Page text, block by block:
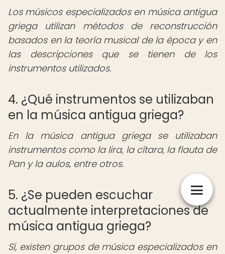
Los músicos especializados en música antigua
griega utilizan métodos de reconstrucción
basados en la teoría musical de la época y en
las descripciones que se tienen de los
instrumentos utilizados.
4. ¿Qué instrumentos se utilizaban
en la música antigua griega?
En la música antigua griega se utilizaban
instrumentos como la lira, la cítara, la flauta de
Pan y la aulos, entre otros.
5. ¿Se pueden escuchar
actualmente interpretaciones de
música antigua griega?
Sí, existen grupos de música especializados en